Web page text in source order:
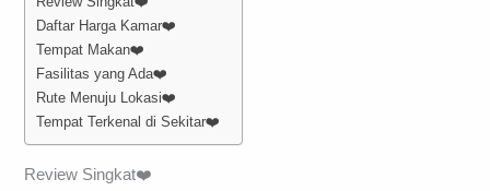
Daftar Harga Kamar❤️
Tempat Makan❤️
Fasilitas yang Ada❤️
Rute Menuju Lokasi❤️
Tempat Terkenal di Sekitar❤️
Review Singkat❤️